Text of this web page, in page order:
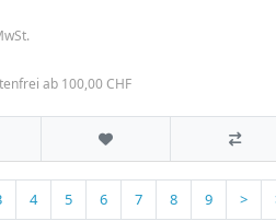
ab 100,00 CHF
4 5 6 7 8 9 >